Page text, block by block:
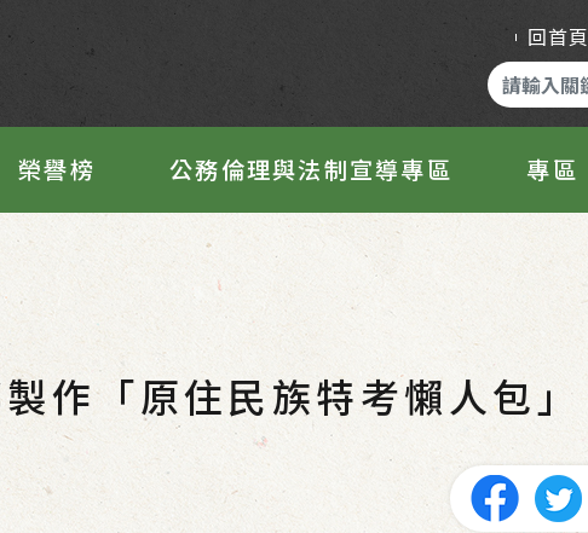
回首頁
榮譽榜 公務倫理與法制宣導專區 專區
作「原住民族特考懶人包」